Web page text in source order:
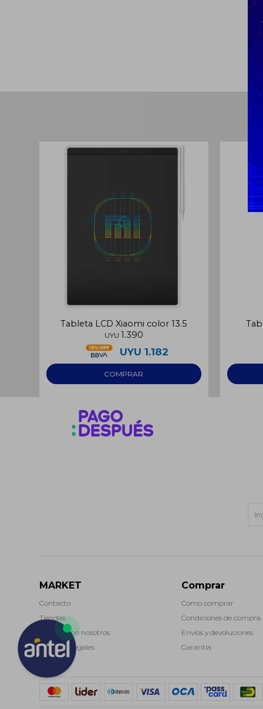
Tableta LCD Xiaomi color 13.5
UYU 1.390
UYU 1.182
MARKET
Contacto
Tiendas
Trabaja con nosotros
Términos legales
Comprar
Como comprar
Condiciones de compra
Envíos y devoluciones
Garantía